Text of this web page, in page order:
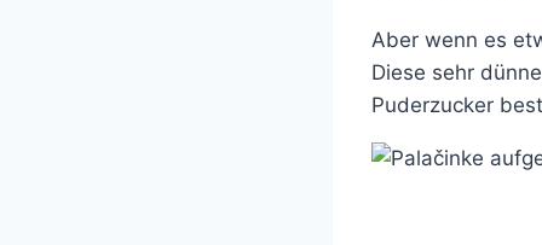
Aber wenn es
Diese sehr
Puderzucker